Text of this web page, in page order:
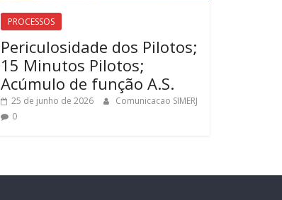
PROCESSOS
Periculosidade dos Pilotos;
15 Minutos Pilotos;
Acúmulo de função A.S.
25 de junho de 2026
Comunicacao SIMERJ
0